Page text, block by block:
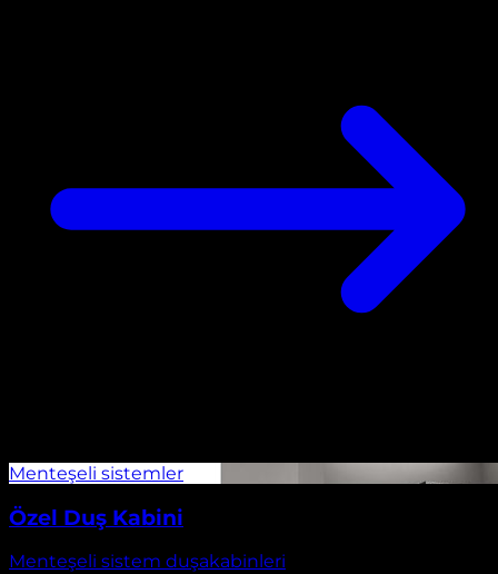
Özel Duş Kabini
Menteşeli sistem duşakabinleri